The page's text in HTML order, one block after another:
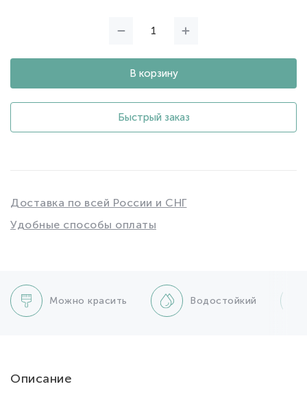
В корзину
Быстрый заказ
Доставка по всей России и СНГ
Удобные способы оплаты
Можно красить Водостойкий
Описание